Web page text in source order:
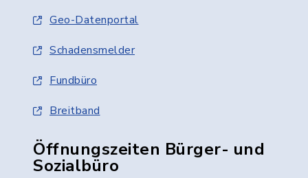
Geo-Datenportal
Schadensmelder
Fundbüro
Breitband
Öffnungszeiten Bürger- und
Sozialbüro